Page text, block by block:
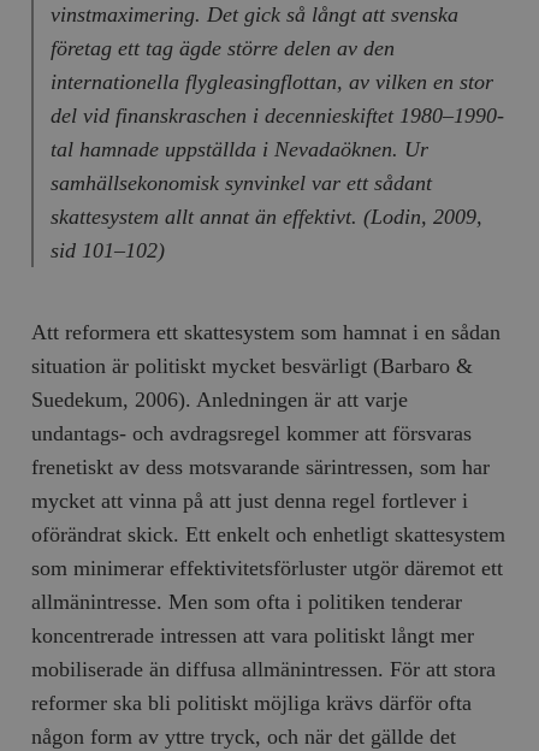
vinstmaximering. Det gick så långt att svenska
företag ett tag ägde större delen av den
internationella flygleasingflottan, av vilken en stor
del vid finanskraschen i decennieskiftet 1980–1990-
tal hamnade uppställda i Nevadaöknen. Ur
samhällsekonomisk synvinkel var ett sådant
skattesystem allt annat än effektivt. (Lodin, 2009,
sid 101–102)
Att reformera ett skattesystem som hamnat i en sådan
situation är politiskt mycket besvärligt (Barbaro &
Suedekum, 2006). Anledningen är att varje
undantags- och avdragsregel kommer att försvaras
frenetiskt av dess motsvarande särintressen, som har
mycket att vinna på att just denna regel fortlever i
oförändrat skick. Ett enkelt och enhetligt skattesystem
som minimerar effektivitetsförluster utgör däremot ett
allmänintresse. Men som ofta i politiken tenderar
koncentrerade intressen att vara politiskt långt mer
mobiliserade än diffusa allmänintressen. För att stora
reformer ska bli politiskt möjliga krävs därför ofta
någon form av yttre tryck, och när det gällde det